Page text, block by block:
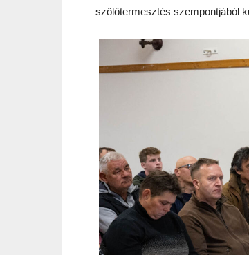
szőlőtermesztés szempontjából